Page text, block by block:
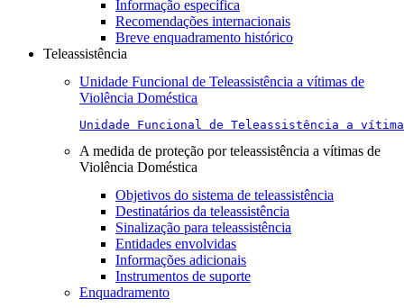
Informação específica
Recomendações internacionais
Breve enquadramento histórico
Teleassistência
Unidade Funcional de Teleassistência a vítimas de
Violência Doméstica
Unidade Funcional de Teleassistência a
A medida de proteção por teleassistência a vítimas de
Violência Doméstica
Objetivos do sistema de teleassistência
Destinatários da teleassistência
Sinalização para teleassistência
Entidades envolvidas
Informações adicionais
Instrumentos de suporte
Enquadramento